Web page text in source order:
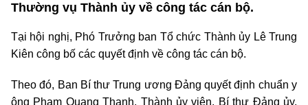
Thường vụ Thành ủy về công tác cán bộ.
Tại hội nghị, Phó Trưởng ban Tổ chức Thành ủy Lê Trung
Kiên công bố các quyết định về công tác cán bộ.
Theo đó, Ban Bí thư Trung ương Đảng quyết định chuẩn y
ông Phạm Quang Thanh, Thành ủy viên, Bí thư Đảng ủy,